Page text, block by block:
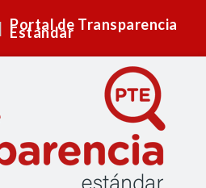
Portal de Transparencia
Estándar